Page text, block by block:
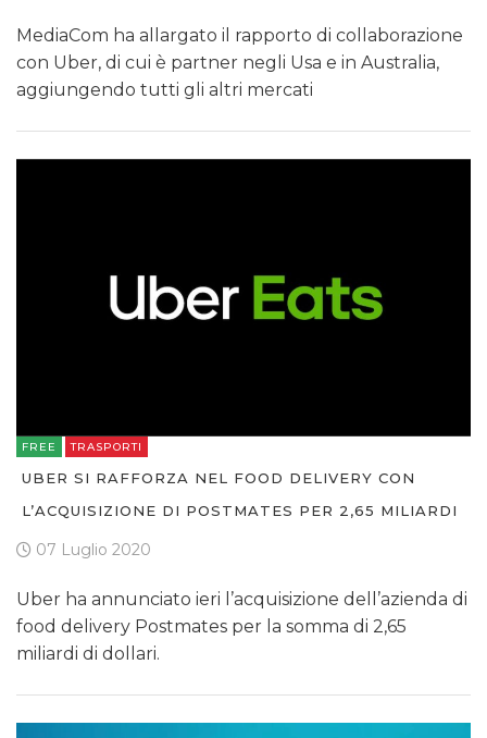
MediaCom ha allargato il rapporto di collaborazione
con Uber, di cui è partner negli Usa e in Australia,
aggiungendo tutti gli altri mercati
FREE TRASPORTI
UBER SI RAFFORZA NEL FOOD DELIVERY CON
L’ACQUISIZIONE DI POSTMATES PER 2,65 MILIARDI
07 Luglio 2020
Uber ha annunciato ieri l’acquisizione dell’azienda di
food delivery Postmates per la somma di 2,65
miliardi di dollari.